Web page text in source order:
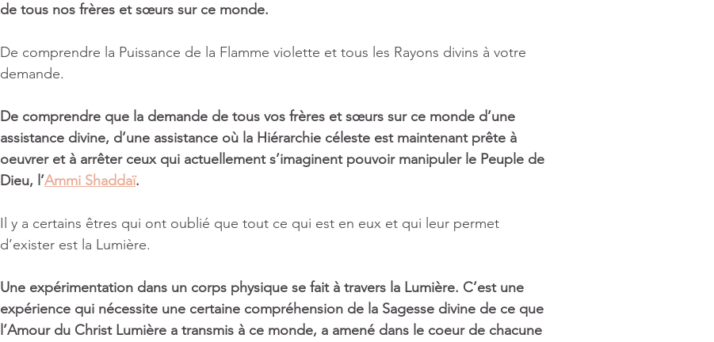
de tous nos frères et sœurs sur ce monde.
De comprendre la Puissance de la Flamme violette et tous les Rayons divins à votre
demande.
De comprendre que la demande de tous vos frères et sœurs sur ce monde d’une
assistance divine, d’une assistance où la Hiérarchie céleste est maintenant prête à
oeuvrer et à arrêter ceux qui actuellement s’imaginent pouvoir manipuler le Peuple de
Dieu, l’Ammi Shaddaï.
Il y a certains êtres qui ont oublié que tout ce qui est en eux et qui leur permet
d’exister est la Lumière.
Une expérimentation dans un corps physique se fait à travers la Lumière. C’est une
expérience qui nécessite une certaine compréhension de la Sagesse divine de ce que
l’Amour du Christ Lumière a transmis à ce monde, a amené dans le coeur de chacune